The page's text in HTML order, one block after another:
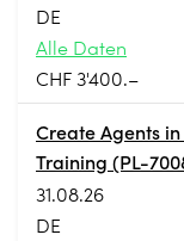
DE
Alle Daten
CHF 3'400.–
Create Agents
Training (PL-
31.08.26
DE